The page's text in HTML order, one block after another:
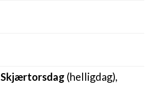
Skjærtorsdag (helligdag),